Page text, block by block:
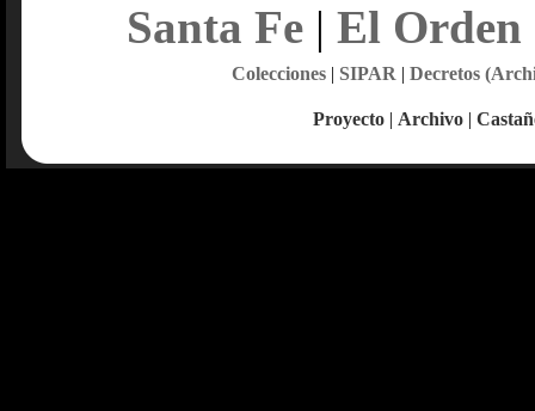
Santa Fe| El Orden
Colecciones| SIPAR | Decretos
Proyecto | Archivo |